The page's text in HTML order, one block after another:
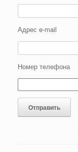
Адрес e-mail
Номер телефона